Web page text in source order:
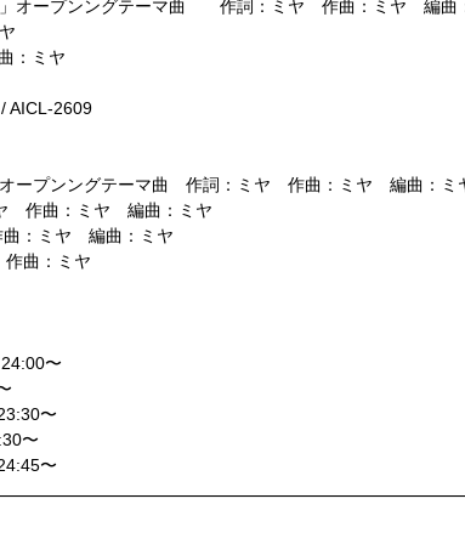
オープンングテーマ曲 作詞：ミヤ 作曲：ミヤ 編曲
：ミヤ
AICL-2609
オープンングテーマ曲 作詞：ミヤ 作曲：ミヤ 編曲：ミ
作曲：ミヤ 編曲：ミヤ
：ミヤ 編曲：ミヤ
曲：ミヤ
〜
〜
〜
〜